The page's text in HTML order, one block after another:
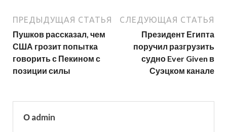
ПРЕДЫДУЩАЯ СТАТЬЯ
Пушков рассказал, чем
США грозит попытка
говорить с Пекином с
позиции силы
СЛЕДУЮЩАЯ СТАТЬЯ
Президент Египта
поручил разгрузить
судно Ever Given в
Суэцком канале
О admin